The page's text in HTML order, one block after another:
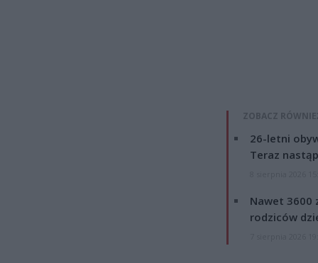
ZOBACZ
26-letni
Teraz
Nawet 3600
rodziców